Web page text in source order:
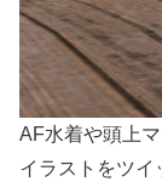
AF水着や頭上
イラストをツイ